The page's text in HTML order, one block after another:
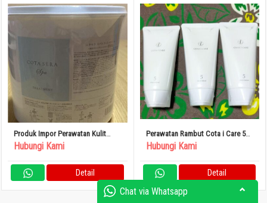
Produk Impor Perawatan Kulit
Kepala Cota Sera Spa
Hubungi Kami
Detail
Perawatan Rambut Cota i Care 5
Treatment
Hubungi Kami
Detail
Chat via Whatsapp